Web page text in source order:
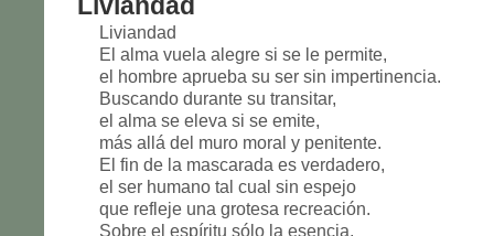
Liviandad
Liviandad
El alma vuela alegre si se le permite,
el hombre aprueba su ser sin impertinencia.
Buscando durante su transitar,
el alma se eleva si se emite,
más allá del muro moral y penitente.
El fin de la mascarada es verdadero,
el ser humano tal cual sin espejo
que refleje una grotesa recreación.
Sobre el espíritu sólo la esencia,